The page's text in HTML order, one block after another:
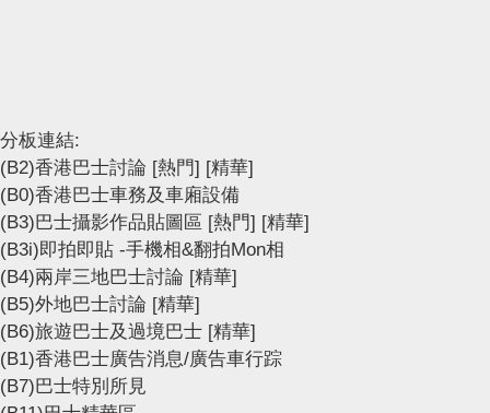
分板連結:
(B2)香港巴士討論 [熱門] [精華]
(B0)香港巴士車務及車廂設備
(B3)巴士攝影作品貼圖區 [熱門] [精華]
(B3i)即拍即貼 -手機相&翻拍Mon相
(B4)兩岸三地巴士討論 [精華]
(B5)外地巴士討論 [精華]
(B6)旅遊巴士及過境巴士 [精華]
(B1)香港巴士廣告消息/廣告車行踪
(B7)巴士特別所見